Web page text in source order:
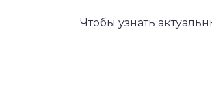
Чтобы узнать